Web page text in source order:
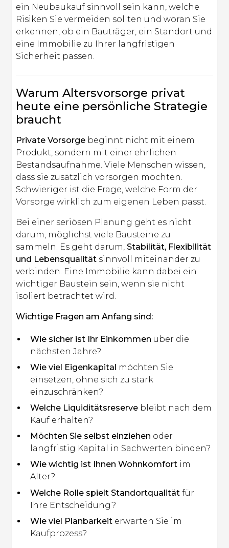
ein Neubaukauf sinnvoll sein kann, welche
Risiken Sie vermeiden sollten und woran Sie
erkennen, ob ein Bauträger, ein Standort und
eine Immobilie zu Ihrer langfristigen
Sicherheit passen.
Warum Altersvorsorge privat
heute eine persönliche Strategie
braucht
Private Vorsorge beginnt nicht mit einem
Produkt, sondern mit einer ehrlichen
Bestandsaufnahme. Viele Menschen wissen,
dass sie zusätzlich vorsorgen möchten.
Schwieriger ist die Frage, welche Form der
Vorsorge wirklich zum eigenen Leben passt.
Bei einer seriösen Planung geht es nicht
darum, möglichst viele Bausteine zu
sammeln. Es geht darum,Stabilität, Flexibilität
und Lebensqualität sinnvoll miteinander zu
verbinden. Eine Immobilie kann dabei ein
wichtiger Baustein sein, wenn sie nicht
isoliert betrachtet wird.
Wichtige Fragen am Anfang sind:
Wie sicher ist Ihr Einkommen über die
nächsten Jahre?
Wie viel Eigenkapital möchten Sie
einsetzen, ohne sich zu stark
einzuschränken?
Welche Liquiditätsreserve bleibt nach dem
Kauf erhalten?
Möchten Sie selbst einziehen oder
langfristig Kapital in Sachwerten binden?
Wie wichtig ist Ihnen Wohnkomfort im
Alter?
Welche Rolle spielt Standortqualität für
Ihre Entscheidung?
Wie viel Planbarkeit erwarten Sie im
Kaufprozess?